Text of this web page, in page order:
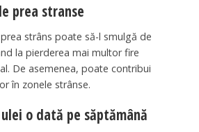
prea stranse
strâns poate să-l smulgă de
la pierderea mai multor fire
De asemenea, poate contribui
în zonele strânse.
o dată pe săptămână